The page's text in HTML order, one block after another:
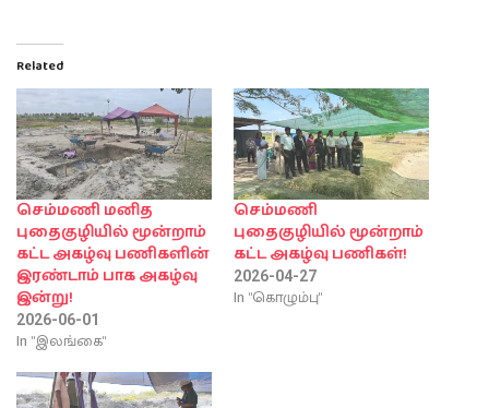
Related
செம்மணி மனித
புதைகுழியில் மூன்றாம்
கட்ட அகழ்வு பணிகளின்
இரண்டாம் பாக அகழ்வு
இன்று!
2026-06-01
In "இலங்கை"
செம்மணி
புதைகுழியில் மூன்றாம்
கட்ட அகழ்வு பணிகள்!
2026-04-27
In "கொழும்பு"